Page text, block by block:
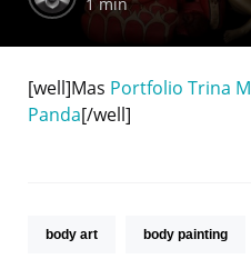
[well]Mas Portfolio Trina
Panda[/well]
body art body painting